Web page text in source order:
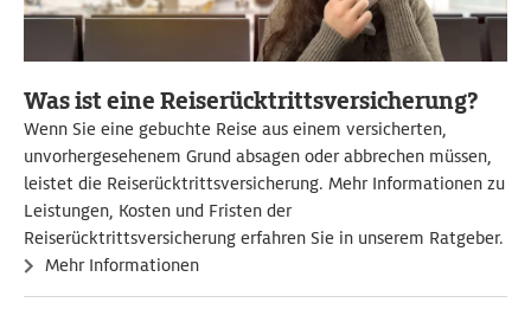
Was ist eine Reiserücktrittsversicherung?
Wenn Sie eine gebuchte Reise aus einem versicherten,
unvorhergesehenem Grund absagen oder abbrechen müssen,
leistet die Reiserücktrittsversicherung. Mehr Informationen zu
Leistungen, Kosten und Fristen der
Reiserücktrittsversicherung erfahren Sie in unserem Ratgeber.
Mehr Informationen